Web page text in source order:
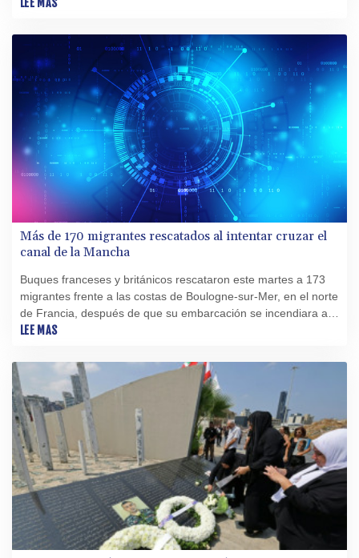
LEE MAS
Más de 170 migrantes rescatados al intentar cruzar el
canal de la Mancha
Buques franceses y británicos rescataron este martes a 173
migrantes frente a las costas de Boulogne-sur-Mer, en el norte
de Francia, después de que su embarcación se incendiara al
intentar cruzar el canal de la Mancha, indicaron autoridades
LEE MAS